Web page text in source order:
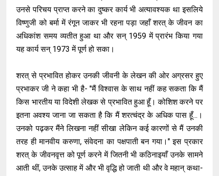
उनसे परिचय प्राप्त करने का दुष्कर कार्य भी अत्यावश्यक था इसलिये
विष्णुजी को बर्मा में रंगून जाकर भी रहना पड़ा जहाँ शरत् के जीवन का
अधिकांश समय व्यतीत हुआ था और सन् 1959 में प्रारंभ किया गया
यह कार्य सन् 1973 में पूर्ण हो सका।
शरत् से प्रभावित होकर उनकी जीवनी के लेखन की ओर अग्रसर हुए
प्रभाकर जी ने कहा भी है- "मैं विश्वास के साथ नहीं कह सकता कि मैं
किस भारतीय या विदेशी लेखक से प्रभावित हुआ हूँ। कोशिश करने पर
इतना अवश्य जाना जा सकता है कि मैं शरत्चंद्र के अधिक पास हूँ...।
उनको पढ़कर मैंने लिखना नहीं सीखा लेकिन कई कारणों से मैं उनकी
तरह ही मानवीय करुणा, संवेदना का पक्षपाती बन गया।" इस प्रकार
शरत् के जीवनवृत्त को पूर्ण करने में जितनी भी कठिनाइयाँ उनके सामने
आती थीं, उनके उत्साह में और भी वृद्धि हो जाती थी और वे महान् कथा-